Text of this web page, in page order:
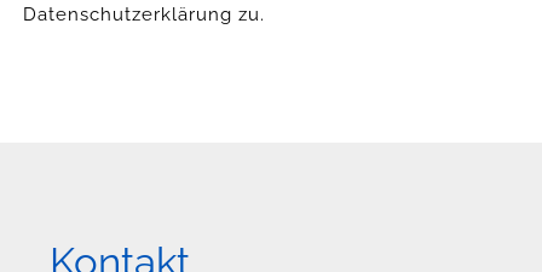
Datenschutzerklärung zu.
Kontakt